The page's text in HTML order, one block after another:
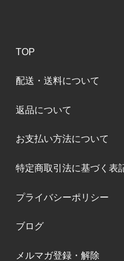
TOP
配送・送料について
返品について
お支払い方法について
特定商取引法に基づく表
プライバシーポリシー
ブログ
メルマガ登録・解除